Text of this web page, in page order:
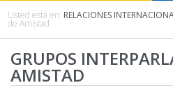
LEGISLAMOS
FISCALIZAMOS
Usted está en: RELACIONES
de Amistad
GRUPOS
AMISTAD